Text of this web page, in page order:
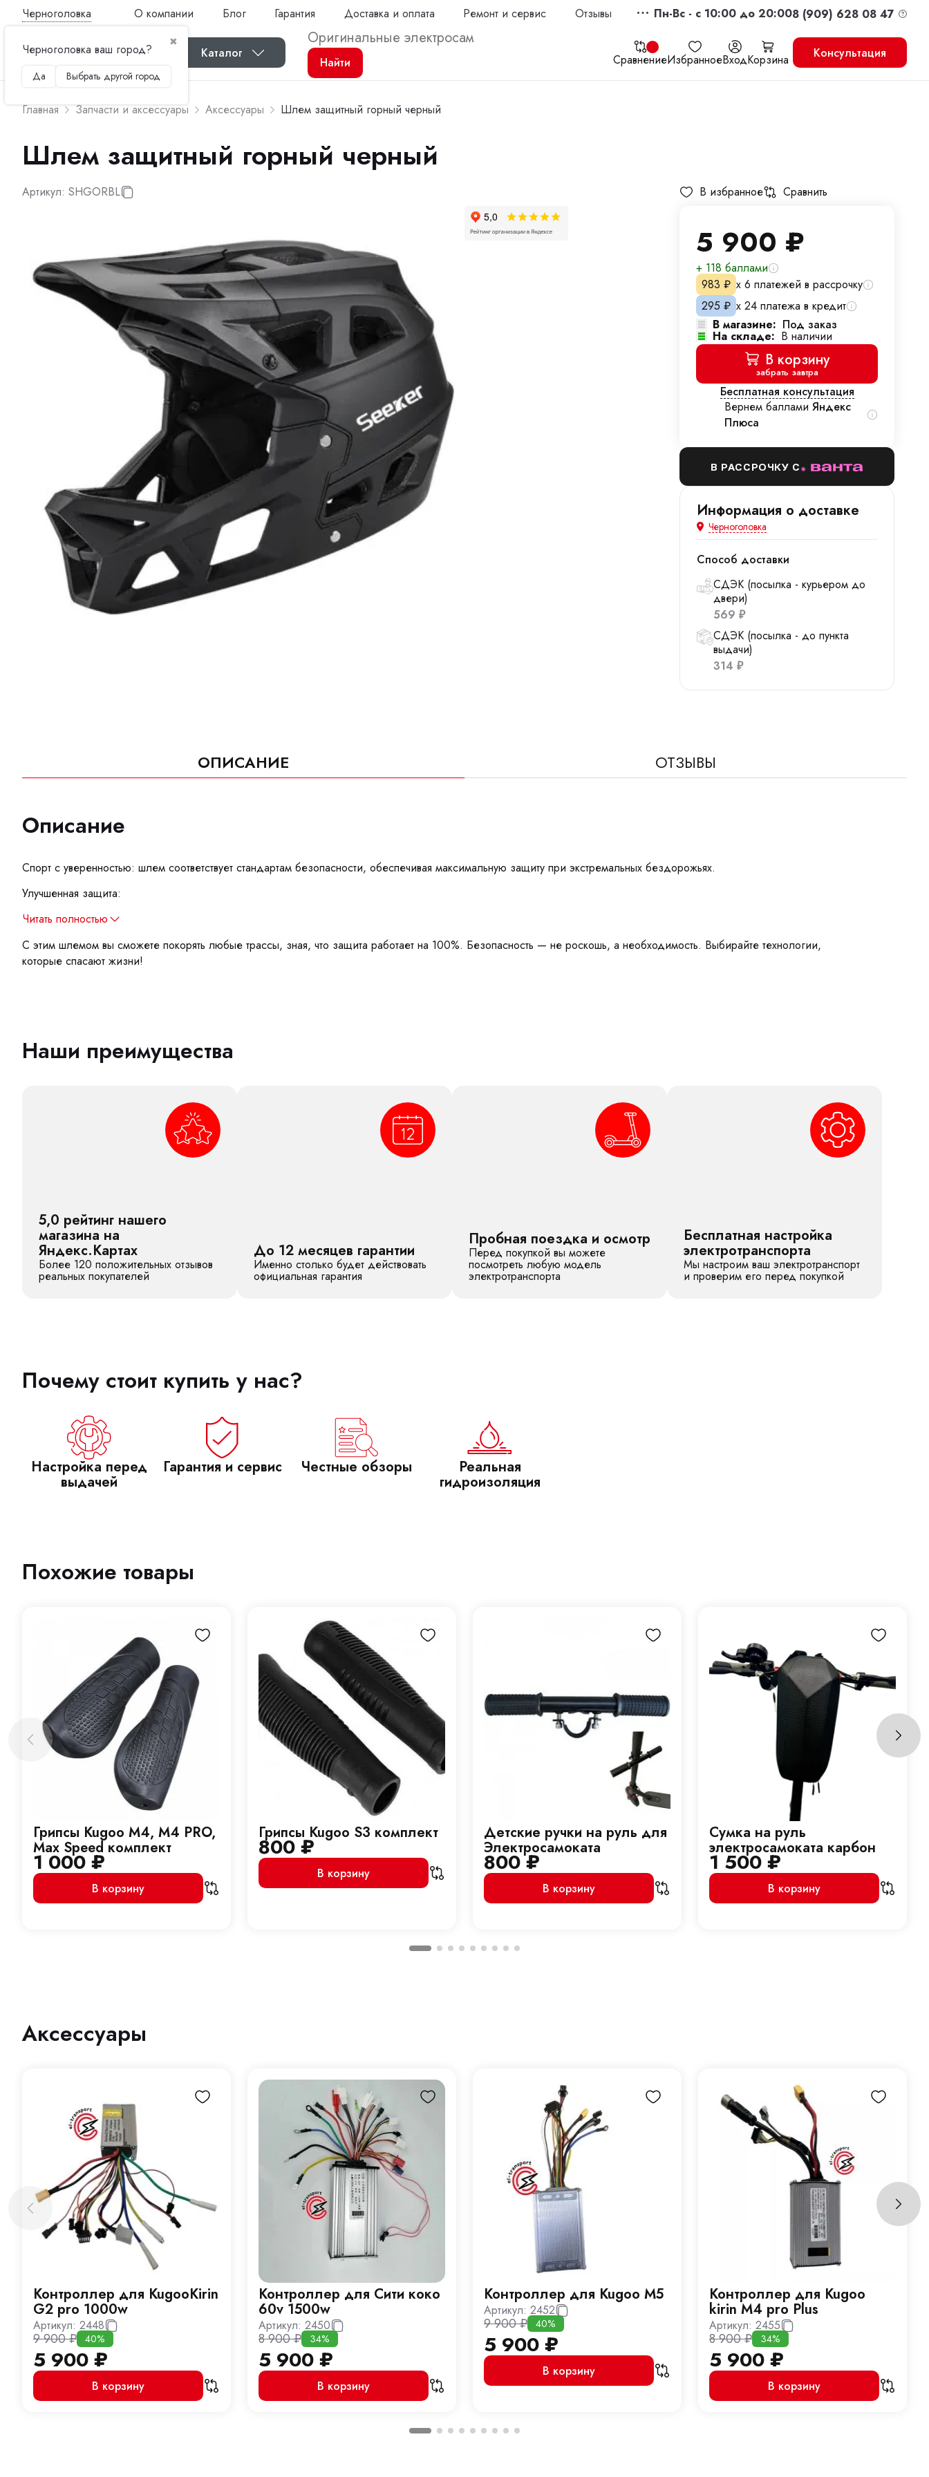
Черноголовка
✖
Черноголовка ваш город?
Да Выбрать другой город
О компании Блог Гарантия Доставка и оплата Ремонт и сервис Отзывы Пн-Вс - c 10:00 до 20:008 (909) 628 08 47
Каталог СравнениеИзбранноеВходКорзина
Найти
Консультация
Главная Запчасти и аксессуары Аксессуары Шлем защитный горный черный
Шлем защитный горный черный
Артикул: SHGORBL В избранное Сравнить
5 900 ₽
+ 118 баллами
983 ₽ х 6 платежей в рассрочку
295 ₽ х 24 платежа в кредит
В магазине: Под заказ
На складе: В наличии
В корзину
забрать завтра
Бесплатная консультация
Вернем баллами Яндекс
Плюса
В РАССРОЧКУ С
Информация о доставке
Черноголовка
Способ доставки
СДЭК (посылка - курьером до
двери)
569 ₽
СДЭК (посылка - до пункта
выдачи)
314 ₽
ОПИСАНИЕ ОТЗЫВЫ
Описание
Спорт с уверенностью: шлем соответствует стандартам безопасности, обеспечивая максимальную защиту при экстремальных бездорожьях.
Улучшенная защита:
Читать полностью
С этим шлемом вы сможете покорять любые трассы, зная, что защита работает на 100%. Безопасность — не роскошь, а необходимость. Выбирайте технологии,
которые спасают жизни!
Наши преимущества
5,0 рейтинг нашего
магазина на
Яндекс.Картах
Более 120 положительных отзывов
реальных покупателей
До 12 месяцев гарантии
Именно столько будет действовать
официальная гарантия
Пробная поездка и осмотр
Перед покупкой вы можете
посмотреть любую модель
электротранспорта
Бесплатная настройка
электротранспорта
Мы настроим ваш электротранспорт
и проверим его перед покупкой
Почему стоит купить у нас?
Настройка перед
выдачей
Гарантия и сервис Честные обзоры Реальная
гидроизоляция
Похожие товары
Грипсы Kugoo M4, M4 PRO,
Max Speed комплект
1 000₽
В корзину
Грипсы Kugoo S3 комплект
800₽
В корзину
Детские ручки на руль для
Электросамоката
800₽
В корзину
Сумка на руль
электросамоката карбон
1 500₽
В корзину
Аксессуары
Контроллер для KugooKirin
G2 pro 1000w
Артикул: 2448
9 900₽ 40%
5 900₽
В корзину
Контроллер для Сити коко
60v 1500w
Артикул: 2450
8 900₽ 34%
5 900₽
В корзину
Контроллер для Kugoo M5
Артикул: 2452
9 900₽ 40%
5 900₽
В корзину
Контроллер для Kugoo
kirin M4 pro Plus
Артикул: 2455
8 900₽ 34%
5 900₽
В корзину